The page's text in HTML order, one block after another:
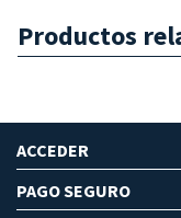
Productos
ACCEDER
PAGO SEGURO